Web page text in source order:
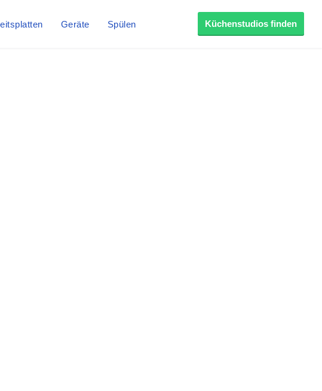
Geräte Spülen Küchenstudios finden